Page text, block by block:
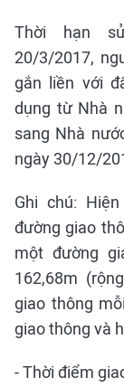
Thời hạn
20/3/2017,
gắn liền với
dụng từ Nhà
sang Nhà
ngày 30/12/
Ghi chú:
đường giao
một đường
162,68m
giao thông
giao thông và
- Thời điểm